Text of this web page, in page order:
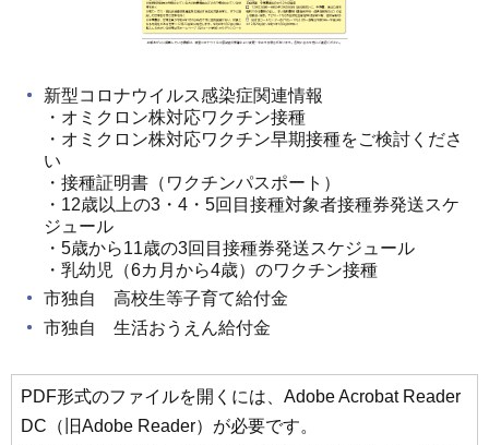
新型コロナウイルス感染症関連情報
・オミクロン株対応ワクチン接種
・オミクロン株対応ワクチン早期接種をご検討くださ
い
・接種証明書（ワクチンパスポート）
・12歳以上の3・4・5回目接種対象者接種券発送スケ
ジュール
・5歳から11歳の3回目接種券発送スケジュール
・乳幼児（6カ月から4歳）のワクチン接種
市独自 高校生等子育て給付金
市独自 生活おうえん給付金
PDF形式のファイルを開くには、Adobe Acrobat Reader
DC（旧Adobe Reader）が必要です。